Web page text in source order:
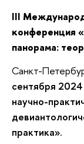
III
конференция
панорама:
Санкт-
сентября 2024
научно-
практика».